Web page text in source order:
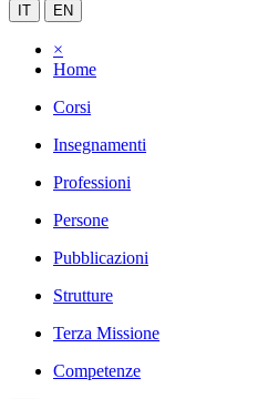
IT EN
×
Home
Corsi
Insegnamenti
Professioni
Persone
Pubblicazioni
Strutture
Terza Missione
Competenze